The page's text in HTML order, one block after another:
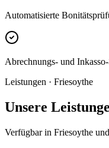
Automatisierte
Abrechnungs- und
Leistungen · Friesoythe
Unsere
Verfügbar in Friesoythe